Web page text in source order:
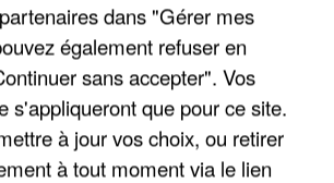
dans "Gérer mes
également refuser en
sans accepter". Vos
s'appliqueront que pour ce site.
à jour vos choix, ou retirer
à tout moment via le lien